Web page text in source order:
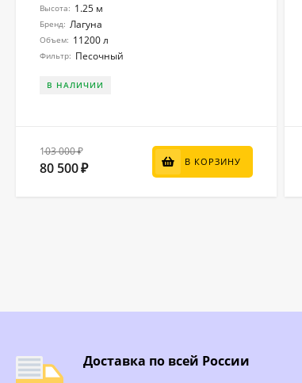
Высота: 1.25 м
Бренд: Лагуна
Объем: 11200 л
Фильтр: Песочный
В НАЛИЧИИ
103 000 ₽
80 500₽
В КОРЗИНУ
Доставка по всей России